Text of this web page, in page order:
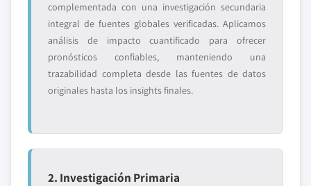
complementada con una investigación secundaria
integral de fuentes globales verificadas. Aplicamos
análisis de impacto cuantificado para ofrecer
pronósticos confiables, manteniendo una
trazabilidad completa desde las fuentes de datos
originales hasta los insights finales.
2. Investigación Primaria